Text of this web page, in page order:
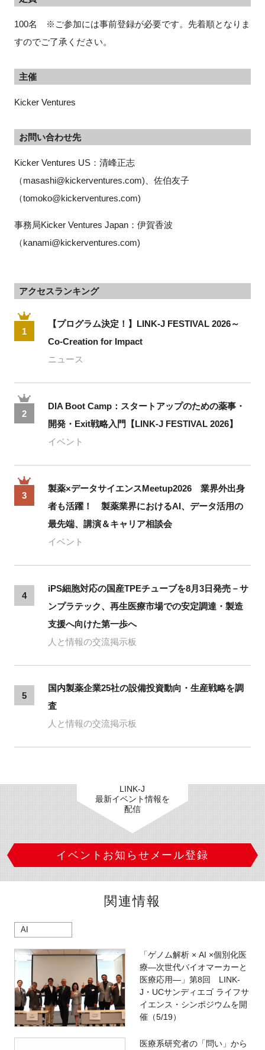
100名 ※ご参加には事前登録が必要です。先着順となりま
すのでご了承ください。
主催
Kicker Ventures
お問い合わせ先
Kicker Ventures US：清峰正志
（masashi@kickerventures.com)、佐伯友子
（tomoko@kickerventures.com)
事務局Kicker Ventures Japan：伊賀香波
（kanami@kickerventures.com)
アクセスランキング
1
【プログラム決定！】LINK-J FESTIVAL 2026～
Co-Creation for Impact
ニュース
2
DIA Boot Camp：スタートアップのための薬事・
開発・Exit戦略入門【LINK-J FESTIVAL 2026】
イベント
3
製薬×データサイエンスMeetup2026 業界外出身
者も活躍！ 製薬業界におけるAI、データ活用の
最先端、講演＆キャリア相談会
イベント
4
iPS細胞対応の国産TPEチューブを8月3日発売－サ
ンプラテック、再生医療市場での安定調達・製造
支援へ向けた第一歩へ
人と情報の交流掲示板
5
国内製薬企業25社の設備投資動向・生産戦略を調
査
人と情報の交流掲示板
LINK-J
最新イベント情報を
配信
イベントお知らせメール登録
関連情報
AI
「ゲノム解析 × AI ×個別化医
療―次世代バイオマーカーと
医療応用―」第8回 LINK-
J・UCサンディエゴ ライフサ
イエンス・シンポジウムを開
催（5/19）
医療系研究者の「問い」から